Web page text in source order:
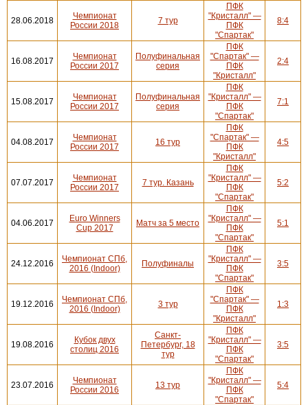
28.06.2018
Чемпионат
России 2018
7 тур
ПФК
"Кристалл" —
ПФК
"Спартак"
8:4
16.08.2017
Чемпионат
России 2017
Полуфинальная
серия
ПФК
"Спартак" —
ПФК
"Кристалл"
2:4
15.08.2017
Чемпионат
России 2017
Полуфинальная
серия
ПФК
"Кристалл" —
ПФК
"Спартак"
7:1
04.08.2017
Чемпионат
России 2017
16 тур
ПФК
"Спартак" —
ПФК
"Кристалл"
4:5
07.07.2017
Чемпионат
России 2017
7 тур. Казань
ПФК
"Кристалл" —
ПФК
"Спартак"
5:2
04.06.2017
Euro Winners
Cup 2017
Матч за 5 место
ПФК
"Кристалл" —
ПФК
"Спартак"
5:1
24.12.2016
Чемпионат СПб,
2016 (Indoor)
Полуфиналы
ПФК
"Кристалл" —
ПФК
"Спартак"
3:5
19.12.2016
Чемпионат СПб,
2016 (Indoor)
3 тур
ПФК
"Спартак" —
ПФК
"Кристалл"
1:3
19.08.2016
Кубок двух
столиц 2016
Санкт-
Петербург, 18
тур
ПФК
"Кристалл" —
ПФК
"Спартак"
3:5
23.07.2016
Чемпионат
России 2016
13 тур
ПФК
"Кристалл" —
ПФК
"Спартак"
5:4